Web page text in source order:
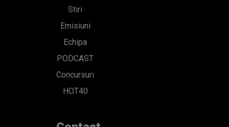
Stiri
Emisiuni
Echipa
PODCAST
Concursuri
HOT40